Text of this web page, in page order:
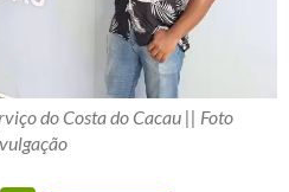
do Costa do Cacau || Foto